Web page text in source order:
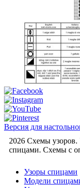
Версия для
2026 Схемы узоров.
спицами. Cхемы с
Узоры спицами
Модели